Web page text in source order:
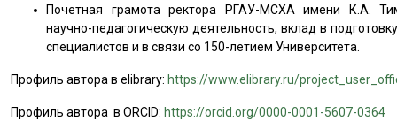
Почетная грамота ректора РГАУ-МСХА имени К.А.
научно-педагогическую деятельность, вклад в
специалистов и в связи со 150-летием Университета.
Профиль автора в elibrary: https://www.elibrary.ru/
Профиль автора в ORCID: https://orcid.org/0000-0001-5607-0364